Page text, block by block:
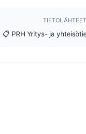
TIETOLÄHTEET
📋 PRH Yritys- ja